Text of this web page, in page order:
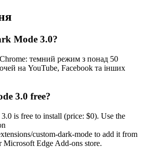
Mode 3.0?
темний режим з понад 50
на YouTube, Facebook та інших
3.0 free?
is free to install (price: $0). Use the
custom-dark-mode to add it from
Microsoft Edge Add-ons store.